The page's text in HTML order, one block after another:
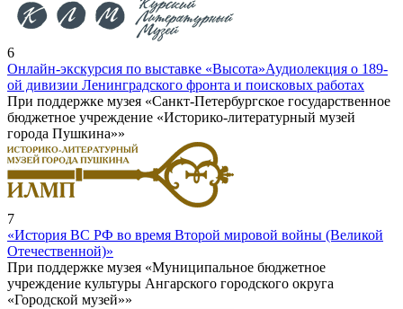
6
Онлайн-экскурсия по выставке «Высота»Аудиолекция о 189-
ой дивизии Ленинградского фронта и поисковых работах
При поддержке музея «Санкт-Петербургское государственное
бюджетное учреждение «Историко-литературный музей
города Пушкина»»
7
«История ВС РФ во время Второй мировой войны (Великой
Отечественной)»
При поддержке музея «Муниципальное бюджетное
учреждение культуры Ангарского городского округа
«Городской музей»»